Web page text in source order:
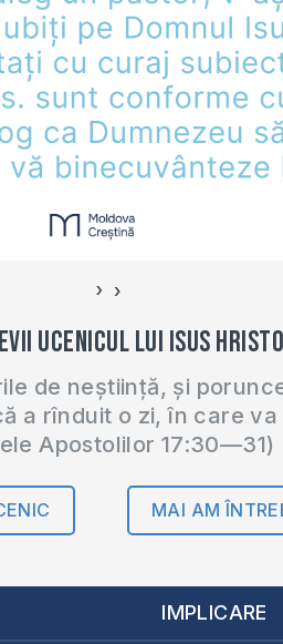
‹ ›
ucenicul lui Isus
de neștiință, și
a rînduit o zi, în care
Apostolilor 17:30—31)
MAI AM
IMPLICARE